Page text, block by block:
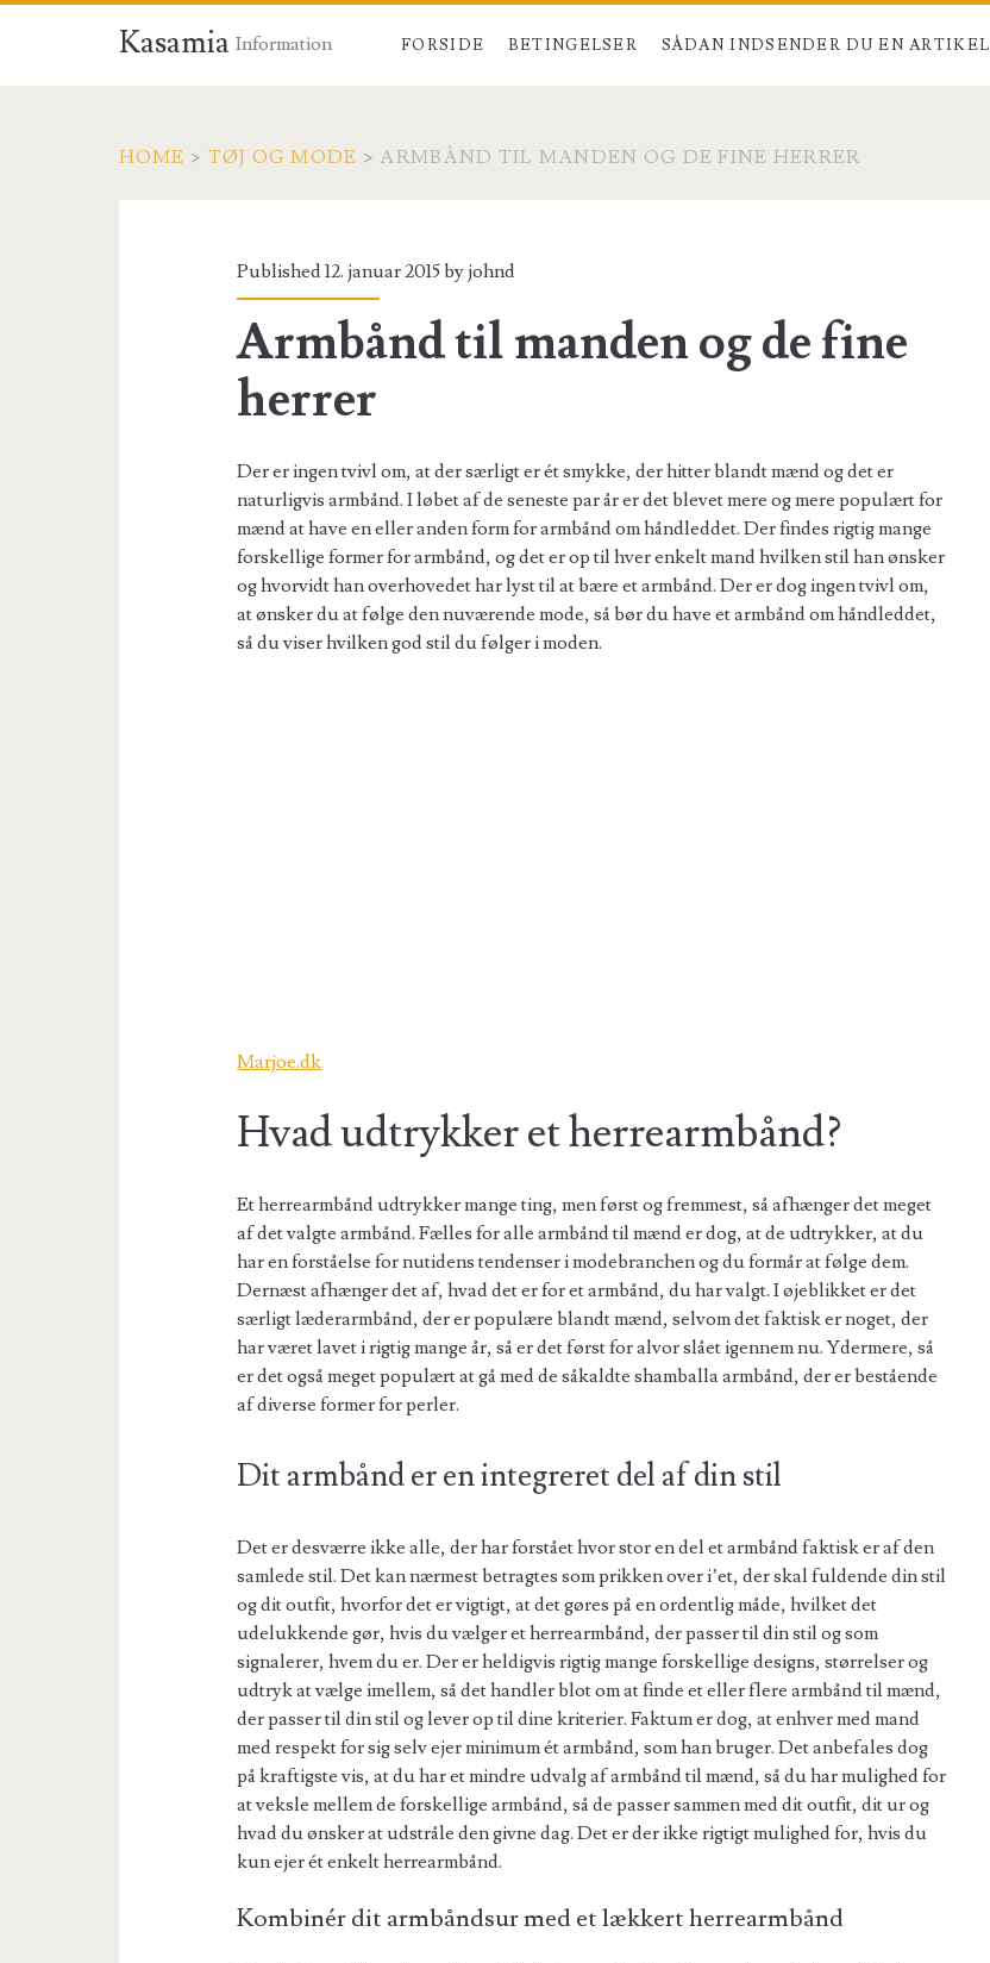
Kasamia Information FORSIDE BETINGELSER SÅDAN INDSENDER DU EN ARTIKEL
HOME > TØJ OG MODE > ARMBÅND TIL MANDEN OG DE FINE HERRER
Published 12. januar 2015 byjohnd
Armbånd til manden og de fine
herrer
Der er ingen tvivl om, at der særligt er ét smykke, der hitter blandt mænd og det er
naturligvis armbånd. I løbet af de seneste par år er det blevet mere og mere populært for
mænd at have en eller anden form for armbånd om håndleddet. Der findes rigtig mange
forskellige former for armbånd, og det er op til hver enkelt mand hvilken stil han ønsker
og hvorvidt han overhovedet har lyst til at bære et armbånd. Der er dog ingen tvivl om,
at ønsker du at følge den nuværende mode, så bør du have et armbånd om håndleddet,
så du viser hvilken god stil du følger i moden.
Marjoe.dk
Hvad udtrykker et herrearmbånd?
Et herrearmbånd udtrykker mange ting, men først og fremmest, så afhænger det meget
af det valgte armbånd. Fælles for alle armbånd til mænd er dog, at de udtrykker, at du
har en forståelse for nutidens tendenser i modebranchen og du formår at følge dem.
Dernæst afhænger det af, hvad det er for et armbånd, du har valgt. I øjeblikket er det
særligt læderarmbånd, der er populære blandt mænd, selvom det faktisk er noget, der
har været lavet i rigtig mange år, så er det først for alvor slået igennem nu. Ydermere, så
er det også meget populært at gå med de såkaldte shamballa armbånd, der er bestående
af diverse former for perler.
Dit armbånd er en integreret del af din stil
Det er desværre ikke alle, der har forstået hvor stor en del et armbånd faktisk er af den
samlede stil. Det kan nærmest betragtes som prikken over i’et, der skal fuldende din stil
og dit outfit, hvorfor det er vigtigt, at det gøres på en ordentlig måde, hvilket det
udelukkende gør, hvis du vælger et herrearmbånd, der passer til din stil og som
signalerer, hvem du er. Der er heldigvis rigtig mange forskellige designs, størrelser og
udtryk at vælge imellem, så det handler blot om at finde et eller flere armbånd til mænd,
der passer til din stil og lever op til dine kriterier. Faktum er dog, at enhver med mand
med respekt for sig selv ejer minimum ét armbånd, som han bruger. Det anbefales dog
på kraftigste vis, at du har et mindre udvalg af armbånd til mænd, så du har mulighed for
at veksle mellem de forskellige armbånd, så de passer sammen med dit outfit, dit ur og
hvad du ønsker at udstråle den givne dag. Det er der ikke rigtigt mulighed for, hvis du
kun ejer ét enkelt herrearmbånd.
Kombinér dit armbåndsur med et lækkert herrearmbånd